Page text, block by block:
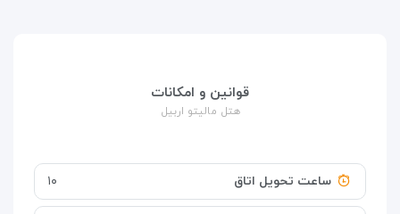
قوانین و امکانات
هتل مالیتو اربیل
ساعت تحویل اتاق ۱۰